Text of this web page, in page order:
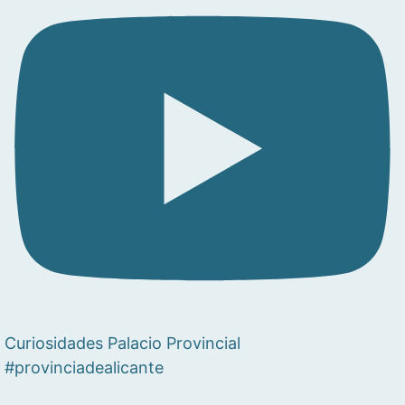
Curiosidades Palacio Provincial
#provinciadealicante